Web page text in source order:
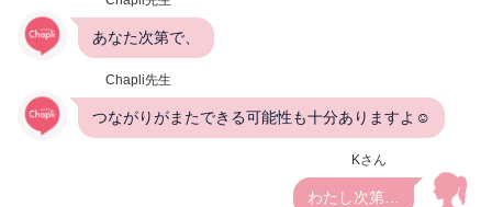
あなた次第で、
Chapli先生
つながりがまたできる可能性も十分ありますよ☺
Kさん
わたし次第…